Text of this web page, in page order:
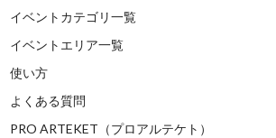
イベントカテゴリ一覧
イベントエリア一覧
使い方
よくある質問
PRO ARTEKET（プロアルテケト）